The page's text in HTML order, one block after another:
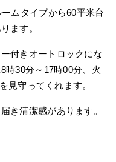
ムタイプから60平米台
ます。
付きオートロックにな
時30分～17時00分、火
見守ってくれます。
き清潔感があります。